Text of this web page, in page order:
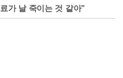
가 날 죽이는 것 같아"